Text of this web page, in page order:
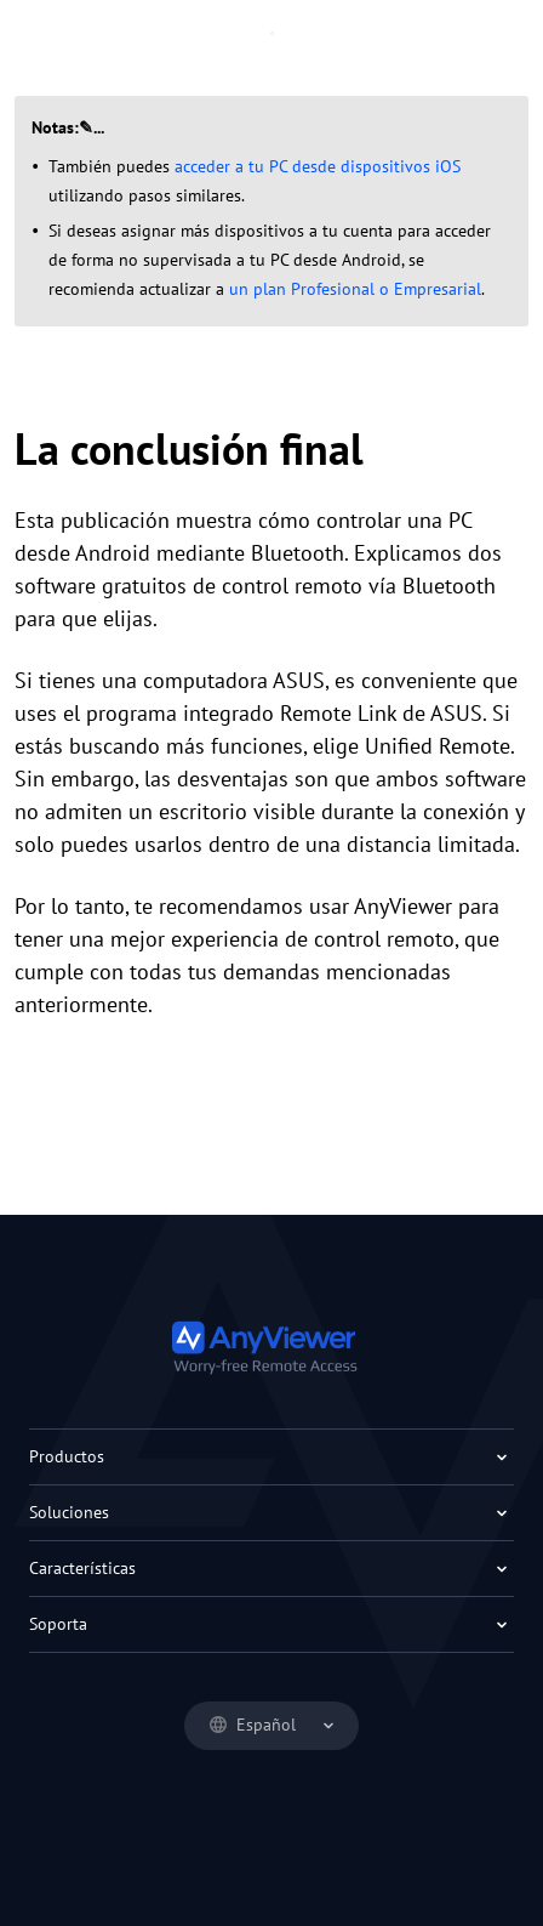
Notas:✎...
También puedes acceder a tu PC desde dispositivos iOS
utilizando pasos similares.
Si deseas asignar más dispositivos a tu cuenta para acceder
de forma no supervisada a tu PC desde Android, se
recomienda actualizar a un plan Profesional o Empresarial.
La conclusión final
Esta publicación muestra cómo controlar una PC
desde Android mediante Bluetooth. Explicamos dos
software gratuitos de control remoto vía Bluetooth
para que elijas.
Si tienes una computadora ASUS, es conveniente que
uses el programa integrado Remote Link de ASUS. Si
estás buscando más funciones, elige Unified Remote.
Sin embargo, las desventajas son que ambos software
no admiten un escritorio visible durante la conexión y
solo puedes usarlos dentro de una distancia limitada.
Por lo tanto, te recomendamos usar AnyViewer para
tener una mejor experiencia de control remoto, que
cumple con todas tus demandas mencionadas
anteriormente.
Español
Productos
Soluciones
Características
Soporta